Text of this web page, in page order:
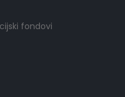
fondovi